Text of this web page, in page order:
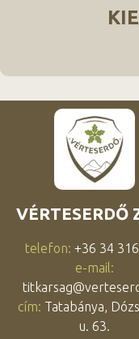
VÉRTESERDŐ
telefon: +36 34
e-mail:
cím: Tatabánya,
u. 63.